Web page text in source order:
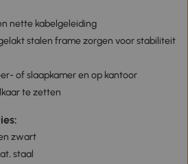
nette kabelgeleiding
stalen frame zorgen voor stabiliteit
of slaapkamer en op kantoor
te zetten
zwart
staal